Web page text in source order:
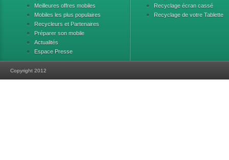
Meilleures offres mobiles
Mobiles les plus populaires
Recycleurs et Partenaires
Préparer son mobile
Actualités
Espace Presse
Recyclage écran cassé
Recyclage de votre Tablette
Copyright 2012